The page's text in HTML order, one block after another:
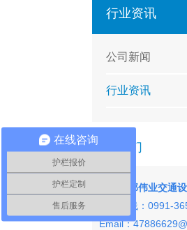
行业资讯
公司新闻
行业资讯
联系我们
新疆金邦伟业交通
咨询热线：0991-
Email：
在线咨询
护栏报价
护栏定制
售后服务